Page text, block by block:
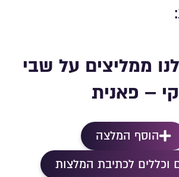
ממליצים על שבי
– פאנית
הוסף המלצה
וכללים לכתיבת המלצות